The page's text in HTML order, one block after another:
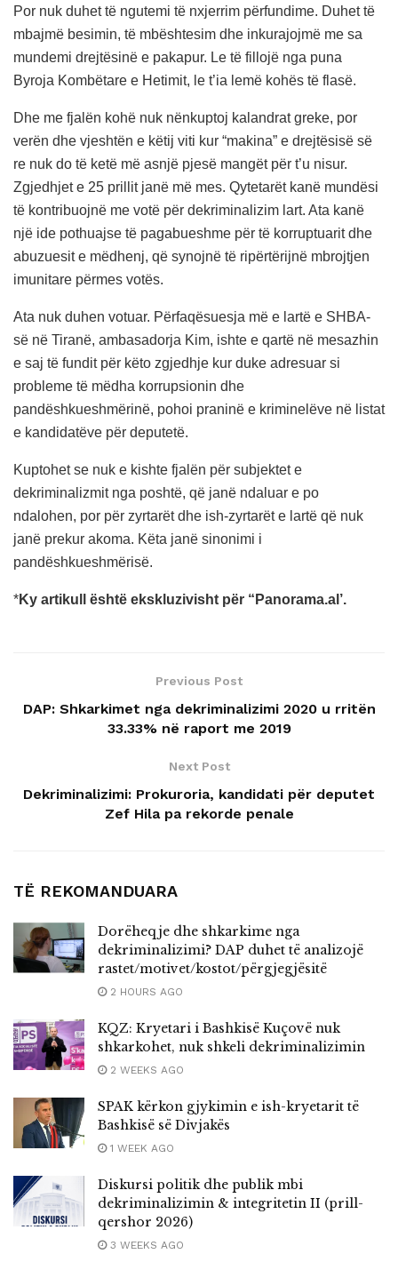
Por nuk duhet të ngutemi të nxjerrim përfundime. Duhet të
mbajmë besimin, të mbështesim dhe inkurajojmë me sa
mundemi drejtësinë e pakapur. Le të fillojë nga puna
Byroja Kombëtare e Hetimit, le t’ia lemë kohës të flasë.
Dhe me fjalën kohë nuk nënkuptoj kalandrat greke, por
verën dhe vjeshtën e këtij viti kur “makina” e drejtësisë së
re nuk do të ketë më asnjë pjesë mangët për t’u nisur.
Zgjedhjet e 25 prillit janë më mes. Qytetarët kanë mundësi
të kontribuojnë me votë për dekriminalizim lart. Ata kanë
një ide pothuajse të pagabueshme për të korruptuarit dhe
abuzuesit e mëdhenj, që synojnë të ripërtërijnë mbrojtjen
imunitare përmes votës.
Ata nuk duhen votuar. Përfaqësuesja më e lartë e SHBA-
së në Tiranë, ambasadorja Kim, ishte e qartë në mesazhin
e saj të fundit për këto zgjedhje kur duke adresuar si
probleme të mëdha korrupsionin dhe
pandëshkueshmërinë, pohoi praninë e kriminelëve në listat
e kandidatëve për deputetë.
Kuptohet se nuk e kishte fjalën për subjektet e
dekriminalizmit nga poshtë, që janë ndaluar e po
ndalohen, por për zyrtarët dhe ish-zyrtarët e lartë që nuk
janë prekur akoma. Këta janë sinonimi i
pandëshkueshmërisë.
*Ky artikull është ekskluzivisht për “Panorama.al’.
Previous Post
DAP: Shkarkimet nga dekriminalizimi 2020 u rritën
33.33% në raport me 2019
Next Post
Dekriminalizimi: Prokuroria, kandidati për deputet
Zef Hila pa rekorde penale
TË REKOMANDUARA
Dorëheqje dhe shkarkime nga
dekriminalizimi? DAP duhet të analizojë
rastet/motivet/kostot/përgjegjësitë
2 HOURS AGO
KQZ: Kryetari i Bashkisë Kuçovë nuk
shkarkohet, nuk shkeli dekriminalizimin
2 WEEKS AGO
SPAK kërkon gjykimin e ish-kryetarit të
Bashkisë së Divjakës
1 WEEK AGO
Diskursi politik dhe publik mbi
dekriminalizimin & integritetin II (prill-
qershor 2026)
3 WEEKS AGO